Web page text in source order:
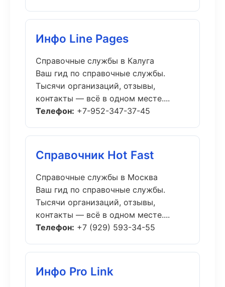
Инфо Line Pages
Справочные службы в Калуга
Ваш гид по справочные службы.
Тысячи организаций, отзывы,
контакты — всё в одном месте....
Телефон: +7-952-347-37-45
Справочник Hot Fast
Справочные службы в Москва
Ваш гид по справочные службы.
Тысячи организаций, отзывы,
контакты — всё в одном месте....
Телефон: +7 (929) 593-34-55
Инфо Pro Link